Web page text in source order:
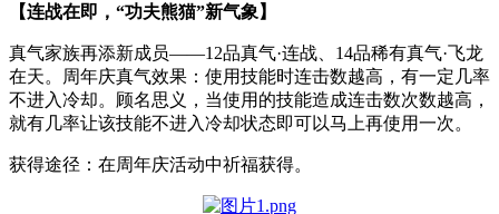
【连战在即，“功夫熊猫”新气象】
真气家族再添新成员——12品真气·连战、14品稀有真气·飞龙
在天。周年庆真气效果：使用技能时连击数越高，有一定几率
不进入冷却。顾名思义，当使用的技能造成连击数次数越高，
就有几率让该技能不进入冷却状态即可以马上再使用一次。
获得途径：在周年庆活动中祈福获得。